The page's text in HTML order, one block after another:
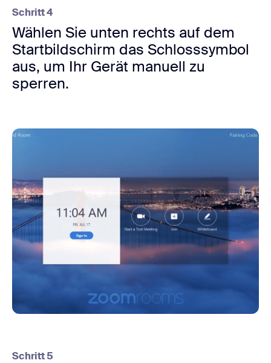
Schritt 4
Wählen Sie unten rechts auf dem
Startbildschirm das Schlosssymbol
aus, um Ihr Gerät manuell zu
sperren.
Schritt 5